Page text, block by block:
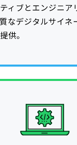
ィブとエンジニア
なデジタルサイネ
供。